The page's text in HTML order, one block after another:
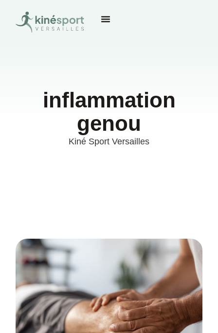
inflammation
genou
Kiné Sport Versailles